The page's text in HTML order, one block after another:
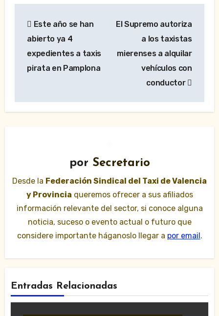
de
entradas
Este año se han
abierto ya 4
expedientes a taxis
pirata en Pamplona
El Supremo autoriza
a los taxistas
mierenses a alquilar
vehículos con
conductor
por Secretario
Desde la Federación Sindical del Taxi de Valencia
y Provincia queremos ofrecer a sus afiliados
información relevante del sector, si conoce alguna
noticia, suceso o evento actual o futuro que
considere importante háganoslo llegar a por email.
Entradas Relacionadas